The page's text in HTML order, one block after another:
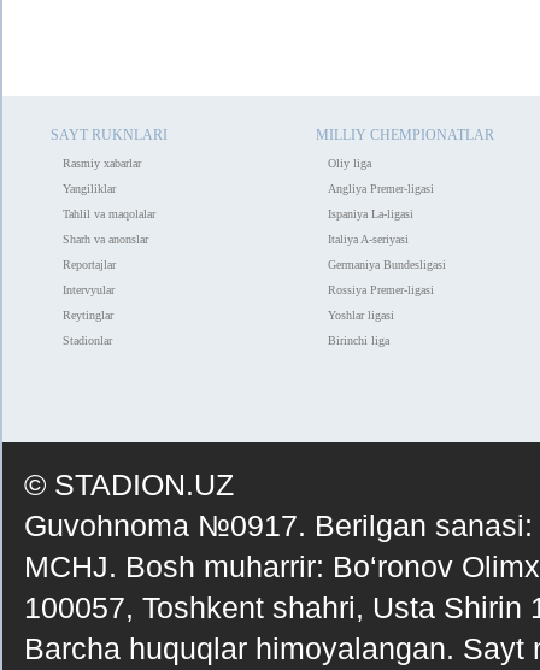
SAYT RUKNLARI
Rasmiy xabarlar
Yangiliklar
Tahlil va maqolalar
Sharh va anonslar
Reportajlar
Intervyular
Reytinglar
Stadionlar
MILLIY CHEMPIONATLAR
Oliy liga
Angliya Premer-ligasi
Ispaniya La-ligasi
Italiya A-seriyasi
Germaniya Bundesligasi
Rossiya Premer-ligasi
Yoshlar ligasi
Birinchi liga
© STADION.UZ
Guvohnoma №0917. Berilgan
MCHJ. Bosh muharrir: Bo‘ronov
100057, Toshkent shahri, Usta
Barcha huquqlar himoyalangan. Sayt